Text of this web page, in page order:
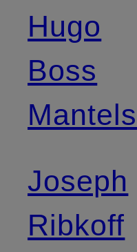
Hugo
Boss
Mantels
Joseph
Ribkoff